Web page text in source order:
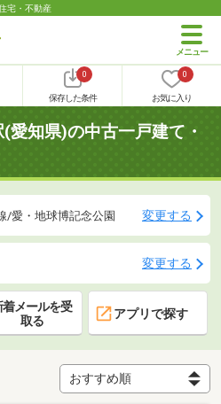
宅・不動産
0
保存した条件
0
お気に入り
愛知県)の中古一戸建て・
/愛・地球博記念公園 変更する
変更する
着メールを受
取る
アプリで探す